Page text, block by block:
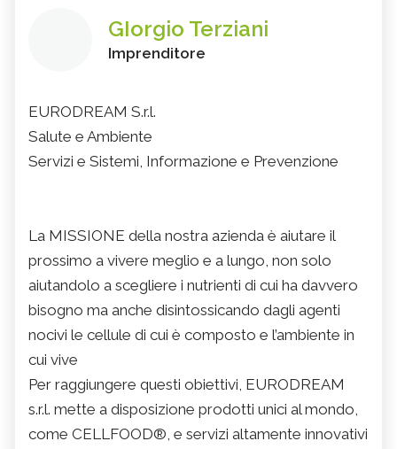
GIorgio Terziani
Imprenditore
EURODREAM S.r.l.
Salute e Ambiente
Servizi e Sistemi, Informazione e Prevenzione
La MISSIONE della nostra azienda è aiutare il
prossimo a vivere meglio e a lungo, non solo
aiutandolo a scegliere i nutrienti di cui ha davvero
bisogno ma anche disintossicando dagli agenti
nocivi le cellule di cui è composto e l’ambiente in
cui vive
Per raggiungere questi obiettivi, EURODREAM
s.r.l. mette a disposizione prodotti unici al mondo,
come CELLFOOD®, e servizi altamente innovativi